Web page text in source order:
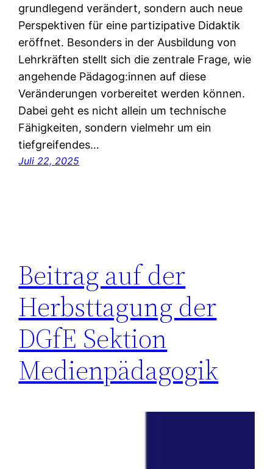
grundlegend verändert, sondern auch neue
Perspektiven für eine partizipative Didaktik
eröffnet. Besonders in der Ausbildung von
Lehrkräften stellt sich die zentrale Frage, wie
angehende Pädagog:innen auf diese
Veränderungen vorbereitet werden können.
Dabei geht es nicht allein um technische
Fähigkeiten, sondern vielmehr um ein
tiefgreifendes…
Juli 22, 2025
Beitrag auf der
Herbsttagung der
DGfE Sektion
Medienpädagogik